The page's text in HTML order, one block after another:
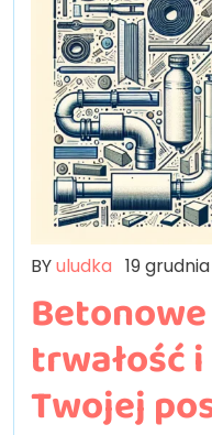
BYuludka 19
trwałość
Twojej